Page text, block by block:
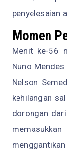
penyelesaian
Momen
Menit ke-56
Nuno
Nelson
kehilangan
dorongan